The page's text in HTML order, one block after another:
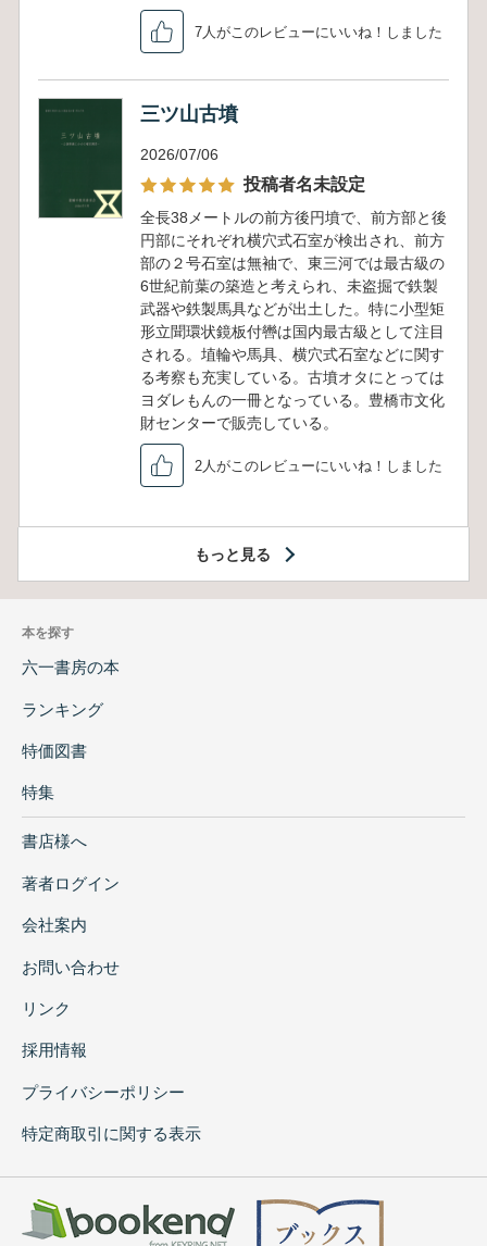
7人がこのレビューにいいね！しました
三ツ山古墳
2026/07/06
投稿者名未設定
全長38メートルの前方後円墳で、前方部と後
円部にそれぞれ横穴式石室が検出され、前方
部の２号石室は無袖で、東三河では最古級の
6世紀前葉の築造と考えられ、未盗掘で鉄製
武器や鉄製馬具などが出土した。特に小型矩
形立聞環状鏡板付轡は国内最古級として注目
される。埴輪や馬具、横穴式石室などに関す
る考察も充実している。古墳オタにとっては
ヨダレもんの一冊となっている。豊橋市文化
財センターで販売している。
2人がこのレビューにいいね！しました
もっと見る
本を探す
六一書房の本
ランキング
特価図書
特集
書店様へ
著者ログイン
会社案内
お問い合わせ
リンク
採用情報
プライバシーポリシー
特定商取引に関する表示